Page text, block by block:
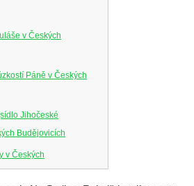
v Českých
Páně v Českých
Jihočeské
Budějovicích
v Českých